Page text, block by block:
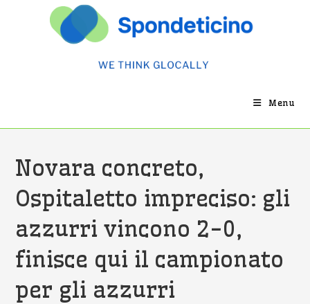
Menu
Novara concreto,
Ospitaletto impreciso: gli
azzurri vincono 2-0,
finisce qui il campionato
per gli azzurri